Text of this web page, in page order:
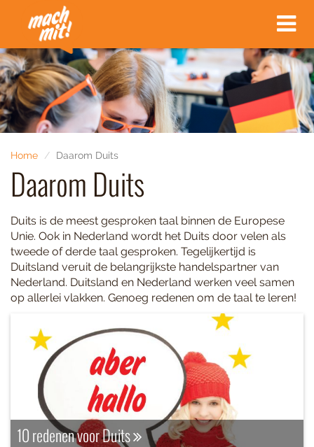
Toggle
Home Daarom Duits
Daarom Duits
Duits is de meest gesproken taal binnen de Europese
Unie. Ook in Nederland wordt het Duits door velen als
tweede of derde taal gesproken. Tegelijkertijd is
Duitsland veruit de belangrijkste handelspartner van
Nederland. Duitsland en Nederland werken veel samen
op allerlei vlakken. Genoeg redenen om de taal te leren!
10 redenen voor Duits